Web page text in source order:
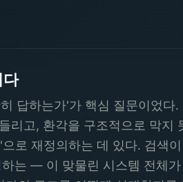
다
답하는가'가 핵심 질문이었
리고, 환각을 구조적으로 막지
로 재정의하는 데 있다. 검색
는 — 이 맞물린 시스템 전체